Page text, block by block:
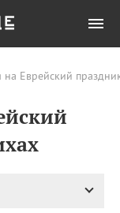
на Еврейский
Все
(Happiness
Day)